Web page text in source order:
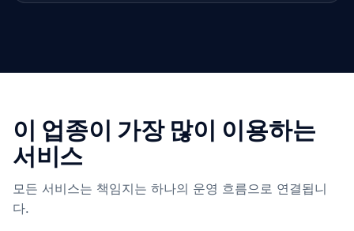
이 업종이 가장 많이 이용하는
서비스
모든 서비스는 책임지는 하나의 운영 흐름으로 연결됩니
다.